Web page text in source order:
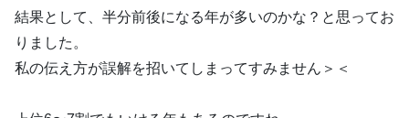
結果として、半分前後になる年が多いのかな？と思ってお
りました。
私の伝え方が誤解を招いてしまってすみません＞＜